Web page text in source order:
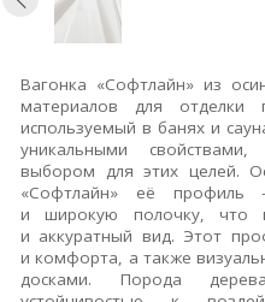
Вагонка «Софтлайн» из
материалов для отделки
используемый в банях и
уникальными
выбором для этих целей.
«Софтлайн» её профиль
и широкую полочку, что
и аккуратный вид. Этот
и комфорта, а также
досками. Порода